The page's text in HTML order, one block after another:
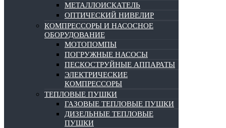
МЕТАЛЛОИСКАТЕЛЬ
ОПТИЧЕСКИЙ НИВЕЛИР
КОМПРЕССОРЫ И НАСОСНОЕ
ОБОРУДОВАНИЕ
МОТОПОМПЫ
ПОГРУЖНЫЕ НАСОСЫ
ПЕСКОСТРУЙНЫЕ АППАРАТЫ
ЭЛЕКТРИЧЕСКИЕ
КОМПРЕССОРЫ
ТЕПЛОВЫЕ ПУШКИ
ГАЗОВЫЕ ТЕПЛОВЫЕ ПУШКИ
ДИЗЕЛЬНЫЕ ТЕПЛОВЫЕ
ПУШКИ